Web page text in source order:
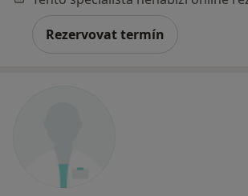
Rezervovat termín